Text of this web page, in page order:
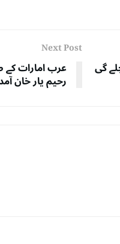
Next Post
عرب امارات کے
رحیم یار خان